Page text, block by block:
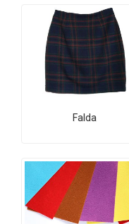
Falda